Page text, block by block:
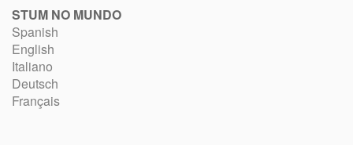
STUM NO MUNDO
Spanish
English
Italiano
Deutsch
Français